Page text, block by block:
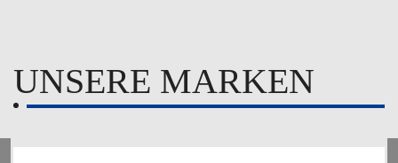
UNSERE MARKEN